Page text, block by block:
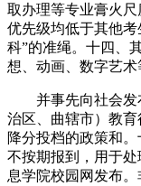
取办理等专业膏火尺
优先级均低于其他
科”的准绳。十四、
想、动画、数字艺术
并事先向社会发
治区、曲辖市）教
降分投档的政策和
不按期报到，用于
息学院校园网发布